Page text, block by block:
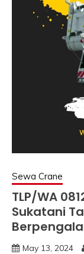
Sewa Crane
TLP/WA
Sukatani
May 13, 2024